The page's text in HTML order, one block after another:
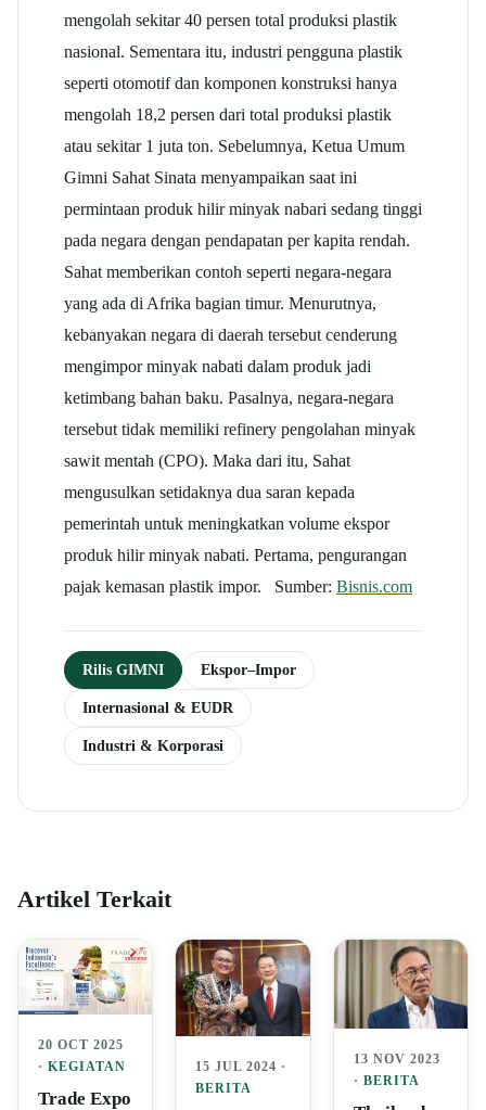
mengolah sekitar 40 persen total produksi plastik
nasional. Sementara itu, industri pengguna plastik
seperti otomotif dan komponen konstruksi hanya
mengolah 18,2 persen dari total produksi plastik
atau sekitar 1 juta ton. Sebelumnya, Ketua Umum
Gimni Sahat Sinata menyampaikan saat ini
permintaan produk hilir minyak nabari sedang tinggi
pada negara dengan pendapatan per kapita rendah.
Sahat memberikan contoh seperti negara-negara
yang ada di Afrika bagian timur. Menurutnya,
kebanyakan negara di daerah tersebut cenderung
mengimpor minyak nabati dalam produk jadi
ketimbang bahan baku. Pasalnya, negara-negara
tersebut tidak memiliki refinery pengolahan minyak
sawit mentah (CPO). Maka dari itu, Sahat
mengusulkan setidaknya dua saran kepada
pemerintah untuk meningkatkan volume ekspor
produk hilir minyak nabati. Pertama, pengurangan
pajak kemasan plastik impor. Sumber: Bisnis.com
Rilis GIMNI Ekspor–Impor
Internasional & EUDR
Industri & Korporasi
Artikel Terkait
20 OCT 2025
· KEGIATAN
Trade Expo
15 JUL 2024 ·
BERITA
13 NOV 2023
· BERITA